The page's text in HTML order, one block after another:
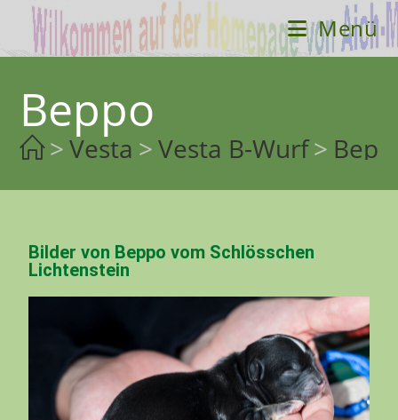
Menü
Beppo
>Vesta >Vesta B-Wurf>
Bilder von Beppo vom Schlösschen
Lichtenstein